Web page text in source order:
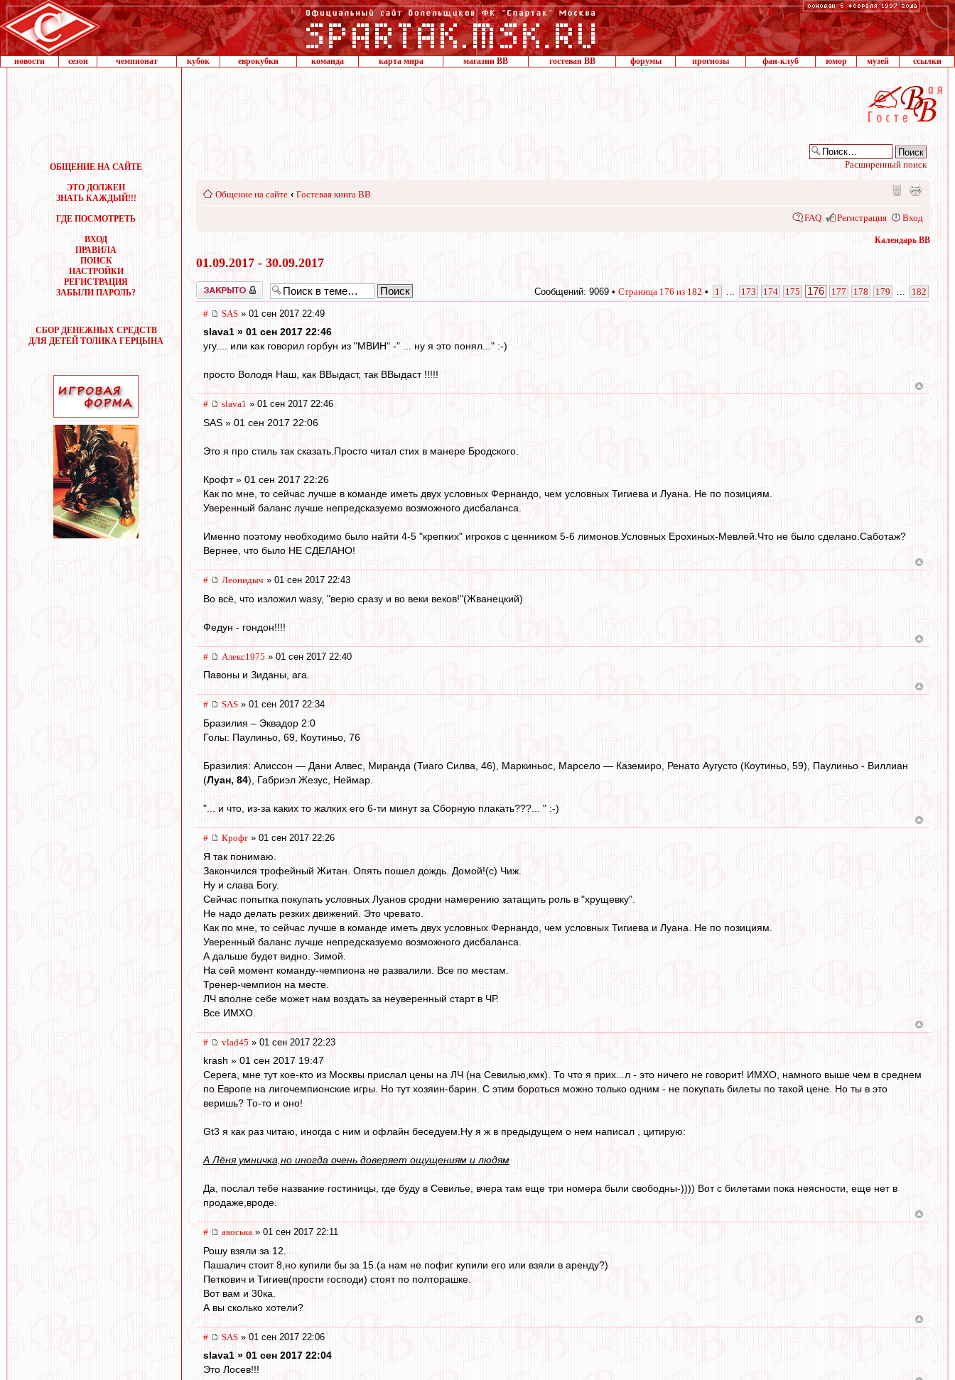
новости сезон чемпионат кубок еврокубки команда карта мира магазин ВВ гостевая ВВ форумы прогнозы фан-клуб юмор музей ссылки
ОБЩЕНИЕ НА САЙТЕ
ЭТО ДОЛЖЕН
ЗНАТЬ КАЖДЫЙ!!!
ГДЕ ПОСМОТРЕТЬ
ВХОД
ПРАВИЛА
ПОИСК
НАСТРОЙКИ
РЕГИСТРАЦИЯ
ЗАБЫЛИ ПАРОЛЬ?
СБОР ДЕНЕЖНЫХ СРЕДСТВ
ДЛЯ ДЕТЕЙ ТОЛИКА ГЕРЦЫНА
Расширенный поиск
Общение на сайте ‹ Гостевая книга ВВ
FAQ Регистрация Вход
Календарь ВВ
01.09.2017 - 30.09.2017
Закрыто Сообщений: 9069 • Страница 176 из 182 • 1 173 174 175 176 177 178 179 182
# SAS » 01 сен 2017 22:49
slava1 » 01 сен 2017 22:46
угу.... или как говорил горбун из "МВИН" -" ... ну я это понял..." :-)
просто Володя Наш, как ВВыдаст, так ВВыдаст !!!!!
# slava1 » 01 сен 2017 22:46
SAS » 01 сен 2017 22:06
Это я про стиль так сказать.Просто читал стих в манере Бродского.
Крофт » 01 сен 2017 22:26
Как по мне, то сейчас лучше в команде иметь двух условных Фернандо, чем условных Тигиева и Луана. Не по позициям.
Уверенный баланс лучше непредсказуемо возможного дисбаланса.
Именно поэтому необходимо было найти 4-5 "крепких" игроков с ценником 5-6 лимонов.Условных Ерохиных-Мевлей.Что не было сделано.Саботаж?
Вернее, что было НЕ СДЕЛАНО!
# Леонидыч » 01 сен 2017 22:43
Во всё, что изложил wasy, "верю сразу и во веки веков!"(Жванецкий)
Федун - гондон!!!!
# Алекс1975 » 01 сен 2017 22:40
Павоны и Зиданы, ага.
# SAS » 01 сен 2017 22:34
Бразилия – Эквадор 2:0
Голы: Паулиньо, 69, Коутиньо, 76
Бразилия: Алиссон — Дани Алвес, Миранда (Тиаго Силва, 46), Маркиньос, Марсело — Каземиро, Ренато Аугусто (Коутиньо, 59), Паулиньо - Виллиан
(Луан, 84), Габриэл Жезус, Неймар.
"... и что, из-за каких то жалких его 6-ти минут за Сборную плакать???... " :-)
# Крофт » 01 сен 2017 22:26
Я так понимаю.
Закончился трофейный Житан. Опять пошел дождь. Домой!(с) Чиж.
Ну и слава Богу.
Сейчас попытка покупать условных Луанов сродни намерению затащить роль в "хрущевку".
Не надо делать резких движений. Это чревато.
Как по мне, то сейчас лучше в команде иметь двух условных Фернандо, чем условных Тигиева и Луана. Не по позициям.
Уверенный баланс лучше непредсказуемо возможного дисбаланса.
А дальше будет видно. Зимой.
На сей момент команду-чемпиона не развалили. Все по местам.
Тренер-чемпион на месте.
ЛЧ вполне себе может нам воздать за неуверенный старт в ЧР.
Все ИМХО.
# vlad45 » 01 сен 2017 22:23
krash » 01 сен 2017 19:47
Серега, мне тут кое-кто из Москвы прислал цены на ЛЧ (на Севилью,кмк). То что я прих...л - это ничего не говорит! ИМХО, намного выше чем в среднем
по Европе на лигочемпионские игры. Но тут хозяин-барин. С этим бороться можно только одним - не покупать билеты по такой цене. Но ты в это
веришь? То-то и оно!
Gt3 я как раз читаю, иногда с ним и офлайн беседуем.Ну я ж в предыдущем о нем написал , цитирую:
А Лёня умничка,но иногда очень доверяет ощущениям и людям
Да, послал тебе название гостиницы, где буду в Севилье, вчера там еще три номера были свободны-)))) Вот с билетами пока неясности, еще нет в
продаже,вроде.
# авоська » 01 сен 2017 22:11
Рошу взяли за 12.
Пашалич стоит 8,но купили бы за 15.(а нам не пофиг купили его или взяли в аренду?)
Петкович и Тигиев(прости господи) стоят по полторашке.
Вот вам и 30ка.
А вы сколько хотели?
# SAS » 01 сен 2017 22:06
slava1 » 01 сен 2017 22:04
Это Лосев!!!